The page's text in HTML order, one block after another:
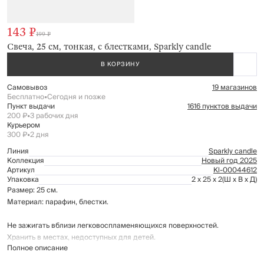
Свеча, 25 см, тонкая, с блестками, Sparkly candle
143 ₽199 ₽
В КОРЗИНУ
Самовывоз 19 магазинов
Бесплатно•Сегодня и позже
Пункт выдачи 1616 пунктов выдачи
200 ₽•3 рабочих дня
Курьером
300 ₽•2 дня
Линия
Sparkly candle
Коллекция Новый год 2025
Артикул Kl-00044612
Упаковка 2 x 25 x 2(Ш x В x Д)
Размер: 25 см.
Материал: парафин, блестки.
Не зажигать вблизи легковоспламеняющихся поверхностей.
Хранить в местах, недоступных для детей.
Полное описание